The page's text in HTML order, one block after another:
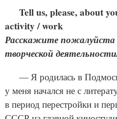
Tell us, please, about
activ­i­ty / work
Расскажите пожалуйста
творческой
— Я родилась в
у меня начался не с
в период перестройки и